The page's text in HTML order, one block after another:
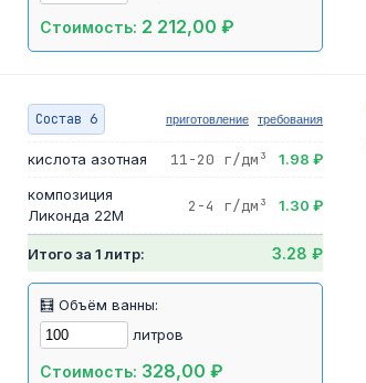
Стоимость: 2 212,00 ₽
Состав 6 приготовление требования
кислота азотная 11-20 г/дм³
1.98 ₽
композиция
Ликонда 22М
2-4 г/дм³ 1.30 ₽
Итого за 1 литр: 3.28 ₽
🧮 Объём ванны:
литров
Стоимость: 328,00 ₽